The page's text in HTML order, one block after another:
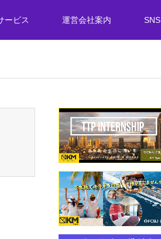
ービス 運営会社案内 SNS